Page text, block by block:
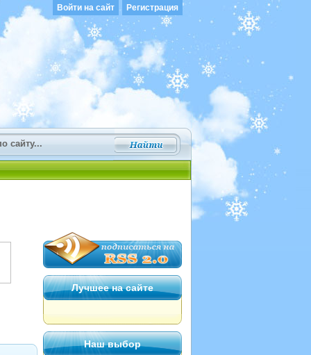
Войти на сайт Регистрация
Лучшее на сайте
Наш выбор